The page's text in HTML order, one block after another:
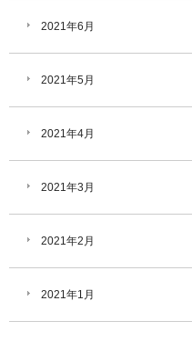
2021年6月
2021年5月
2021年4月
2021年3月
2021年2月
2021年1月